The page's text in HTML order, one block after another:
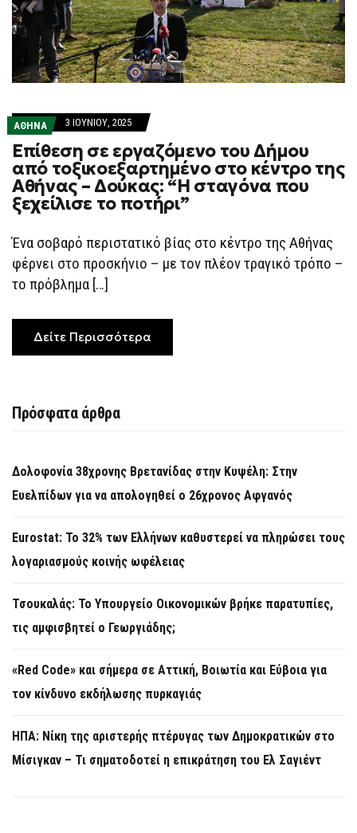
ΑΘΗΝΑ 3 ΙΟΥΝΊΟΥ, 2025
Επίθεση σε εργαζόμενο του Δήμου
από τοξικοεξαρτημένο στο κέντρο της
Αθήνας – Δούκας: “Η σταγόνα που
ξεχείλισε το ποτήρι”
Ένα σοβαρό περιστατικό βίας στο κέντρο της Αθήνας
φέρνει στο προσκήνιο – με τον πλέον τραγικό τρόπο –
το πρόβλημα […]
Δείτε Περισσότερα
Πρόσφατα άρθρα
Δολοφονία 38χρονης Βρετανίδας στην Κυψέλη: Στην
Ευελπίδων για να απολογηθεί ο 26χρονος Αφγανός
Eurostat: Το 32% των Ελλήνων καθυστερεί να πληρώσει τους
λογαριασμούς κοινής ωφέλειας
Τσουκαλάς: Το Υπουργείο Οικονομικών βρήκε παρατυπίες,
τις αμφισβητεί ο Γεωργιάδης;
«Red Code» και σήμερα σε Αττική, Βοιωτία και Εύβοια για
τον κίνδυνο εκδήλωσης πυρκαγιάς
ΗΠΑ: Νίκη της αριστερής πτέρυγας των Δημοκρατικών στο
Μίσιγκαν – Τι σηματοδοτεί η επικράτηση του Ελ Σαγιέντ